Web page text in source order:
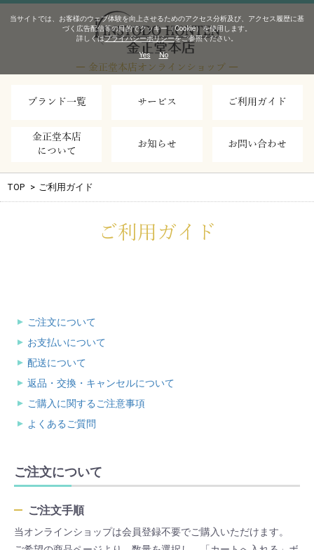
― 金正堂本店オンラインショップ ―
ブランド一覧 サービス ご利用ガイド
金正堂本店
について
お知らせ お問い合わせ
TOP > ご利用ガイド
ご利用ガイド
ご注文について
お支払いについて
配送について
返品・交換・キャンセルについて
ご購入に関するご注意事項
よくあるご質問
ご注文について
ご注文手順
当オンラインショップは会員登録不要でご購入いただけます。
当サイトでは、お客様のウェブ体験を向上させるためのアクセス分析及び、アクセス履歴に基
づく広告配信等の目的でクッキー（Cookie）を使用します。
詳しくはプライバシーポリシーをご参照ください。
Yes No